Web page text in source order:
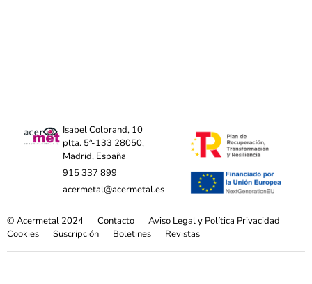
Isabel Colbrand, 10
plta. 5ª-133 28050,
Madrid, España
915 337 899
acermetal@acermetal.es
© Acermetal 2024 Contacto
Aviso Legal y Política Privacidad
Cookies
Suscripción Boletines Revistas